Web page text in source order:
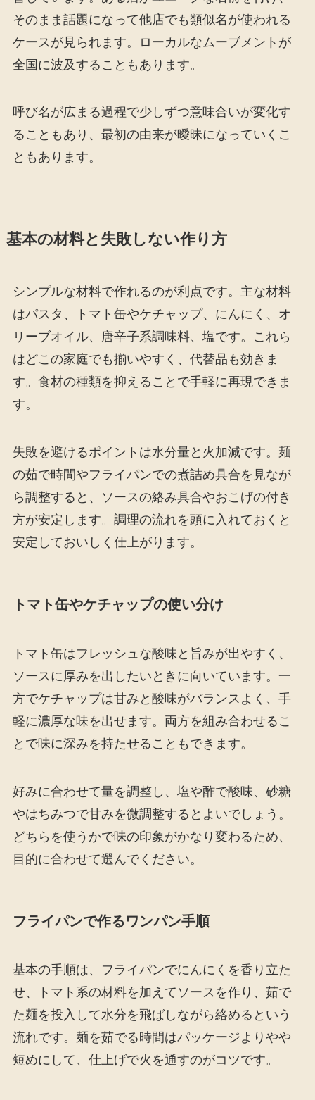
そのまま話題になって他店でも類似名が使われる
ケースが見られます。ローカルなムーブメントが
全国に波及することもあります。
呼び名が広まる過程で少しずつ意味合いが変化す
ることもあり、最初の由来が曖昧になっていくこ
ともあります。
基本の材料と失敗しない作り方
シンプルな材料で作れるのが利点です。主な材料
はパスタ、トマト缶やケチャップ、にんにく、オ
リーブオイル、唐辛子系調味料、塩です。これら
はどこの家庭でも揃いやすく、代替品も効きま
す。食材の種類を抑えることで手軽に再現できま
す。
失敗を避けるポイントは水分量と火加減です。麺
の茹で時間やフライパンでの煮詰め具合を見なが
ら調整すると、ソースの絡み具合やおこげの付き
方が安定します。調理の流れを頭に入れておくと
安定しておいしく仕上がります。
トマト缶やケチャップの使い分け
トマト缶はフレッシュな酸味と旨みが出やすく、
ソースに厚みを出したいときに向いています。一
方でケチャップは甘みと酸味がバランスよく、手
軽に濃厚な味を出せます。両方を組み合わせるこ
とで味に深みを持たせることもできます。
好みに合わせて量を調整し、塩や酢で酸味、砂糖
やはちみつで甘みを微調整するとよいでしょう。
どちらを使うかで味の印象がかなり変わるため、
目的に合わせて選んでください。
フライパンで作るワンパン手順
基本の手順は、フライパンでにんにくを香り立た
せ、トマト系の材料を加えてソースを作り、茹で
た麺を投入して水分を飛ばしながら絡めるという
流れです。麺を茹でる時間はパッケージよりやや
短めにして、仕上げで火を通すのがコツです。